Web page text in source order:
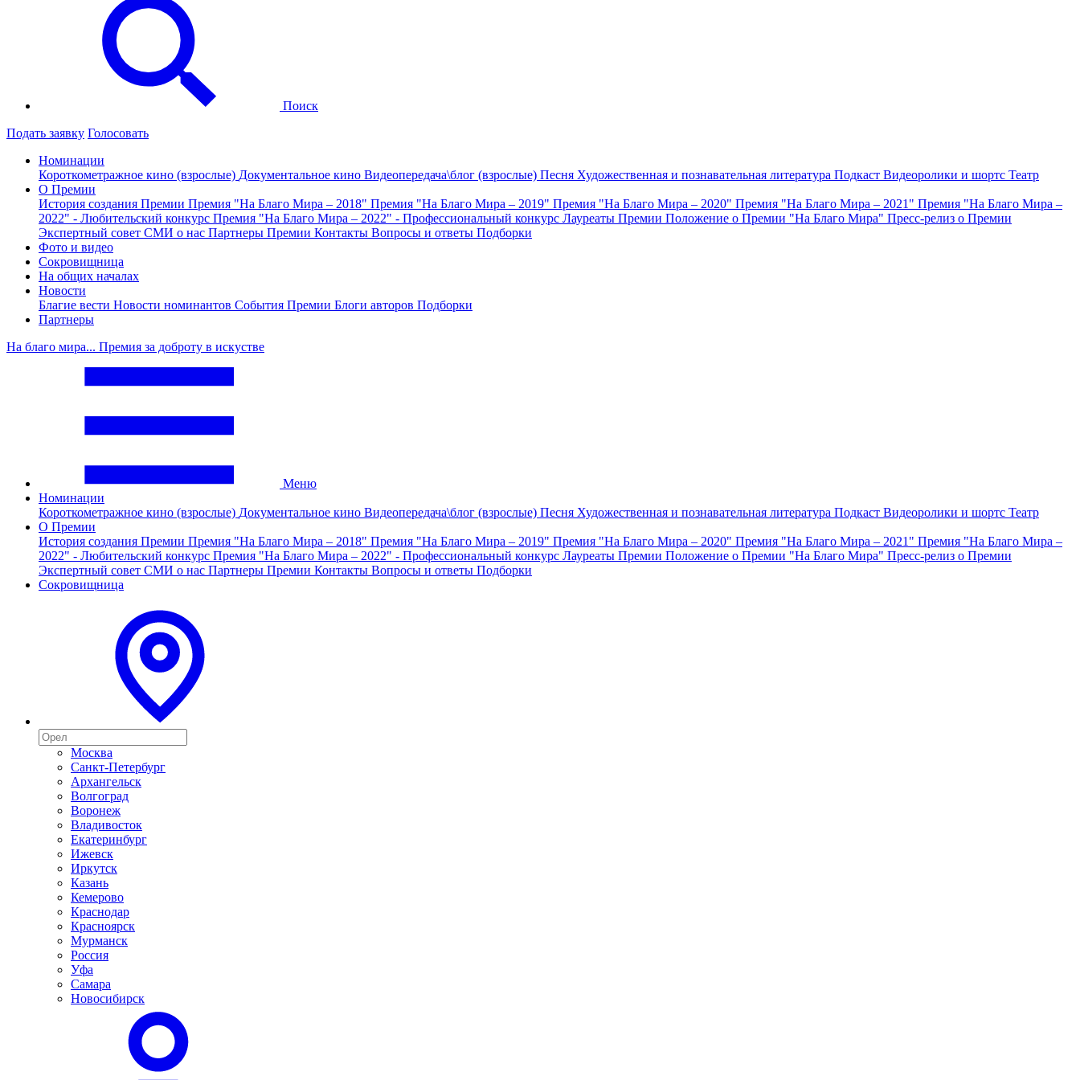
Поиск
Подать заявку Голосовать
Номинации
Короткометражное кино (взрослые) Документальное кино Видеопередача\блог (взрослые) Песня Художественная и познавательная литература Подкаст Видеоролики и шортс Театр
О Премии
История создания Премии Премия "На Благо Мира – 2018" Премия "На Благо Мира – 2019" Премия "На Благо Мира – 2020" Премия "На Благо Мира – 2021" Премия "На Благо Мира –
2022" - Любительский конкурс Премия "На Благо Мира – 2022" - Профессиональный конкурс Лауреаты Премии Положение о Премии "На Благо Мира" Пресс-релиз о Премии
Экспертный совет СМИ о нас Партнеры Премии Контакты Вопросы и ответы Подборки
Фото и видео
Сокровищница
На общих началах
Новости
Благие вести Новости номинантов События Премии Блоги авторов Подборки
Партнеры
На благо мира... Премия за доброту в искустве
Меню
Номинации
Короткометражное кино (взрослые) Документальное кино Видеопередача\блог (взрослые) Песня Художественная и познавательная литература Подкаст Видеоролики и шортс Театр
О Премии
История создания Премии Премия "На Благо Мира – 2018" Премия "На Благо Мира – 2019" Премия "На Благо Мира – 2020" Премия "На Благо Мира – 2021" Премия "На Благо Мира –
2022" - Любительский конкурс Премия "На Благо Мира – 2022" - Профессиональный конкурс Лауреаты Премии Положение о Премии "На Благо Мира" Пресс-релиз о Премии
Экспертный совет СМИ о нас Партнеры Премии Контакты Вопросы и ответы Подборки
Сокровищница
Москва
Санкт-Петербург
Архангельск
Волгоград
Воронеж
Владивосток
Екатеринбург
Ижевск
Иркутск
Казань
Кемерово
Краснодар
Красноярск
Мурманск
Россия
Уфа
Самара
Новосибирск